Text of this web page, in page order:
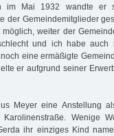
im Mai 1932 wandte er
der Gemeindemitglieder
weiter der
und ich habe auch
eine ermäßigte
er aufgrund seiner
Meyer eine Anstellung
Wenige
ihr einziges Kind